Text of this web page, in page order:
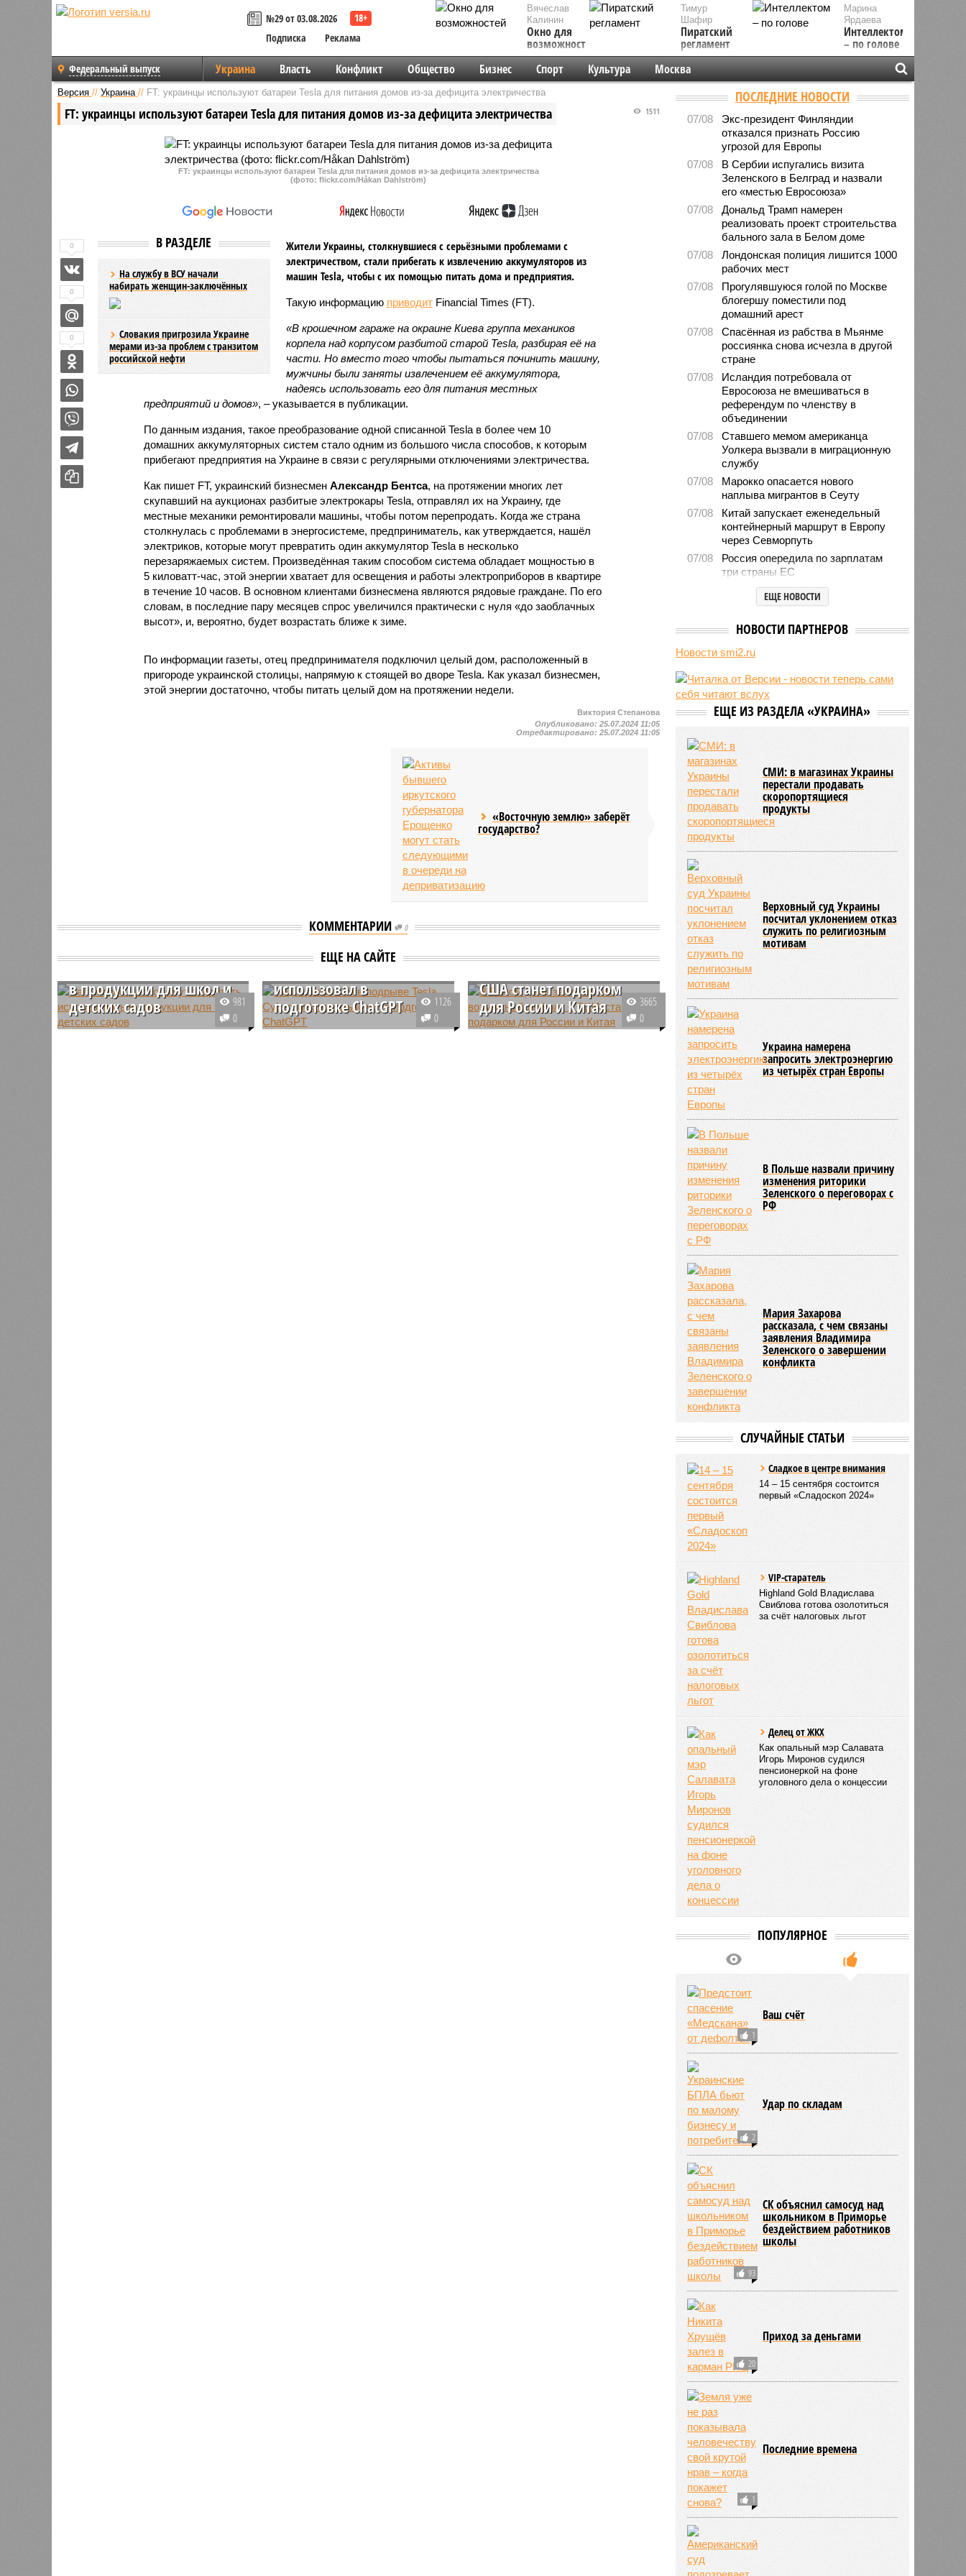
№29 от 03.08.2026
Подписка
Реклама
Вячеслав
Калинин
Окно для
возможностей
Марина
Ярдаева
Интеллектом
– по голове
Тимур
Шафир
Пиратский
регламент
Федеральный выпуск Украина Власть Конфликт Общество Бизнес Спорт Культура Москва
Версия // Украина // FT: украинцы используют батареи Tesla для питания домов из-за дефицита электричества
FT: украинцы используют батареи Tesla для питания домов из-за дефицита электричества 1511
FT: украинцы используют батареи Tesla для питания домов из-за дефицита электричества
(фото: flickr.com/Håkan Dahlström)
В РАЗДЕЛЕ
На службу в ВСУ начали
набирать женщин-заключённых
Словакия пригрозила Украине
мерами из-за проблем с транзитом
российской нефти
Жители Украины, столкнувшиеся с серьёзными проблемами с
электричеством, стали прибегать к извлечению аккумуляторов из
машин Tesla, чтобы с их помощью питать дома и предприятия.
Такую информацию приводитFinancial Times (FT).
«В крошечном гараже на окраине Киева группа механиков
корпела над корпусом разбитой старой Tesla, разбирая её на
части. Но вместо того чтобы пытаться починить машину,
мужчины были заняты извлечением её аккумулятора,
надеясь использовать его для питания местных
предприятий и домов», – указывается в публикации.
По данным издания, такое преобразование одной списанной Tesla в более чем 10
домашних аккумуляторных систем стало одним из большого числа способов, к которым
прибегают предприятия на Украине в связи с регулярными отключениями электричества.
Как пишет FT, украинский бизнесмен Александр Бентса, на протяжении многих лет
скупавший на аукционах разбитые электрокары Tesla, отправлял их на Украину, где
местные механики ремонтировали машины, чтобы потом перепродать. Когда же страна
столкнулась с проблемами в энергосистеме, предприниматель, как утверждается, нашёл
электриков, которые могут превратить один аккумулятор Tesla в несколько
перезаряжаемых систем. Произведённая таким способом система обладает мощностью в
5 киловатт-час, этой энергии хватает для освещения и работы электроприборов в квартире
в течение 10 часов. В основном клиентами бизнесмена являются рядовые граждане. По его
словам, в последние пару месяцев спрос увеличился практически с нуля «до заоблачных
высот», и, вероятно, будет возрастать ближе к зиме.
По информации газеты, отец предпринимателя подключил целый дом, расположенный в
пригороде украинской столицы, напрямую к стоящей во дворе Tesla. Как указал бизнесмен,
этой энергии достаточно, чтобы питать целый дом на протяжении недели.
0
0
0
Виктория Степанова
Опубликовано:25.07.2024 11:05
Отредактировано:25.07.2024 11:05
«Восточную землю» заберёт
государство?
КОММЕНТАРИИ 0
ЕЩЕ НА САЙТЕ
Пальмовое масло могут
в продукции для школ и
детских садов
В весеннюю сессию 2024 года в
981
0
Подозреваемый в
подрыве Tesla Cybertruck
использовал в
подготовке ChatGPT
Мэттью Лайвелсбергер,
1126
0
В Белом доме заявили,
США станет подарком
для России и Китая
В Белом доме заявили, что
3665
0
ПОСЛЕДНИЕ НОВОСТИ
07/08
Экс-президент Финляндии
отказался признать Россию
угрозой для Европы
07/08
В Сербии испугались визита
Зеленского в Белград и назвали
его «местью Евросоюза»
07/08
Дональд Трамп намерен
реализовать проект строительства
бального зала в Белом доме
07/08
Лондонская полиция лишится 1000
рабочих мест
07/08
Прогулявшуюся голой по Москве
блогершу поместили под
домашний арест
07/08
Спасённая из рабства в Мьянме
россиянка снова исчезла в другой
стране
07/08
Исландия потребовала от
Евросоюза не вмешиваться в
референдум по членству в
объединении
07/08
Ставшего мемом американца
Уолкера вызвали в миграционную
службу
07/08
Марокко опасается нового
наплыва мигрантов в Сеуту
07/08
Китай запускает еженедельный
контейнерный маршрут в Европу
через Севморпуть
07/08
Россия опередила по зарплатам
три страны ЕС
Александр Лукашенко призвал
белорусов скупать пустующие
07/08
Девушка объяснила убийство
трёхмесячного сына
увеличение пенсий детям,
потерявшим родителей
07/08
Финляндия захотела использовать
России
ЕЩЕ НОВОСТИ
НОВОСТИ ПАРТНЕРОВ
Новости smi2.ru
ЕЩЕ ИЗ РАЗДЕЛА «УКРАИНА»
СМИ: в магазинах Украины
перестали продавать
скоропортящиеся
продукты
Верховный суд Украины
посчитал уклонением отказ
служить по религиозным
мотивам
Украина намерена
запросить электроэнергию
из четырёх стран Европы
В Польше назвали причину
изменения риторики
Зеленского о переговорах с
РФ
Мария Захарова
рассказала, с чем связаны
заявления Владимира
Зеленского о завершении
конфликта
СЛУЧАЙНЫЕ СТАТЬИ
Сладкое в центре внимания
14 – 15 сентября состоится
первый «Сладоскоп 2024»
VIP-старатель
Highland Gold Владислава
Свиблова готова озолотиться
за счёт налоговых льгот
Делец от ЖКХ
Как опальный мэр Салавата
Игорь Миронов судился
пенсионеркой на фоне
уголовного дела о концессии
ПОПУЛЯРНОЕ
1
Ваш счёт
2
Удар по складам
93
СК объяснил самосуд над
школьником в Приморье
бездействием работников
школы
20
Приход за деньгами
1
Последние времена